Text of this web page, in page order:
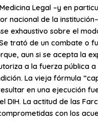
Legal –y en
nacional de la
exhaustivo sobre el
trató de un combate o
aun si se acepta la
a la fuerza pública
La vieja fórmula
en una ejecución
DIH. La actitud de las
con los